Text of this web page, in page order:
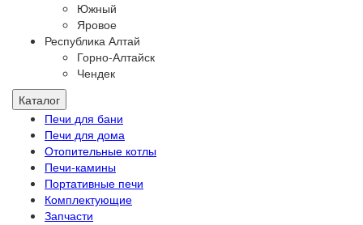
Южный
Яровое
Республика Алтай
Горно-Алтайск
Чендек
Каталог
Печи для бани
Печи для дома
Отопительные котлы
Печи-камины
Портативные печи
Комплектующие
Запчасти